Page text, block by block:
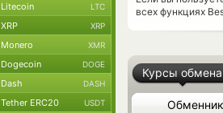
всех функциях
Курсы обмена
Обменник
Litecoin LTC
XRP XRP
Monero XMR
Dogecoin DOGE
Dash DASH
Tether ERC20 USDT